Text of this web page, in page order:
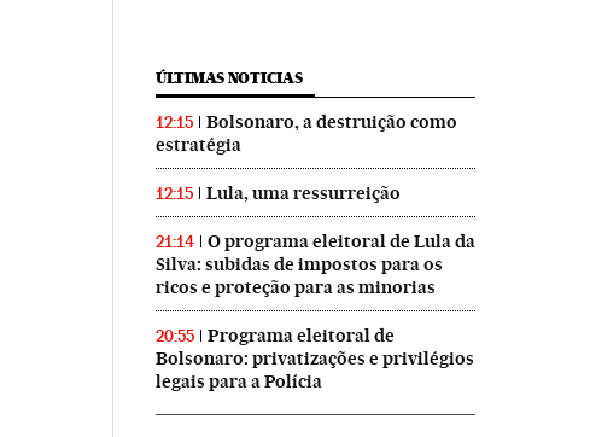
ÚLTIMAS NOTICIAS
12:15
Bolsonaro, a destruição como
estratégia
12:15 Lula, uma ressurreição
21:14
O programa eleitoral de Lula da
Silva: subidas de impostos para os
ricos e proteção para as minorias
20:55
Programa eleitoral de
Bolsonaro: privatizações e privilégios
legais para a Polícia